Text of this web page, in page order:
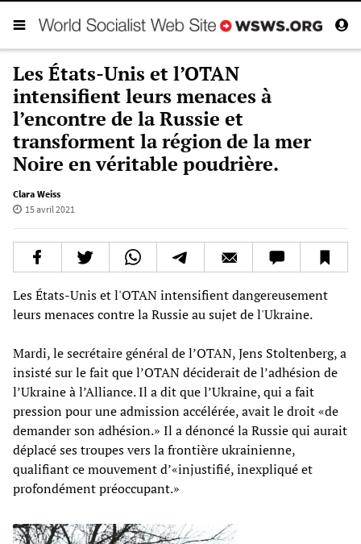
Les États-Unis et l’OTAN
intensifient leurs menaces à
l’encontre de la Russie et
transforment la région de la mer
Noire en véritable poudrière.
Clara Weiss
15 avril 2021
Les États-Unis et l'OTAN intensifient dangereusement
leurs menaces contre la Russie au sujet de l'Ukraine.
Mardi, le secrétaire général de l’OTAN, Jens Stoltenberg, a
insisté sur le fait que l’OTAN déciderait de l’adhésion de
l’Ukraine à l’Alliance. Il a dit que l’Ukraine, qui a fait
pression pour une admission accélérée, avait le droit «de
demander son adhésion.» Il a dénoncé la Russie qui aurait
déplacé ses troupes vers la frontière ukrainienne,
qualifiant ce mouvement d’«injustifié, inexpliqué et
profondément préoccupant.»